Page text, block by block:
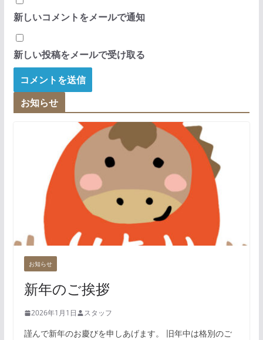
新しいコメントをメールで通知
新しい投稿をメールで受け取る
お知らせ
お知らせ
新年のご挨拶
2026年1月1日 スタッフ
謹んで新年のお慶びを申しあげます。 旧年中は格別のご